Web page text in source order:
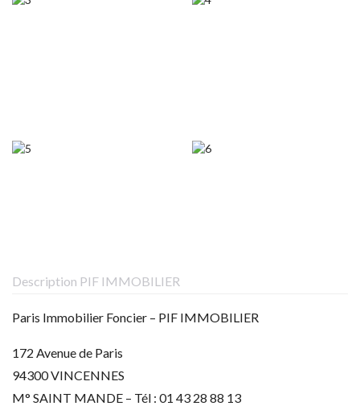
Description PIF IMMOBILIER
Paris Immobilier Foncier – PIF IMMOBILIER
172 Avenue de Paris
94300 VINCENNES
M° SAINT MANDE – Tél : 01 43 28 88 13